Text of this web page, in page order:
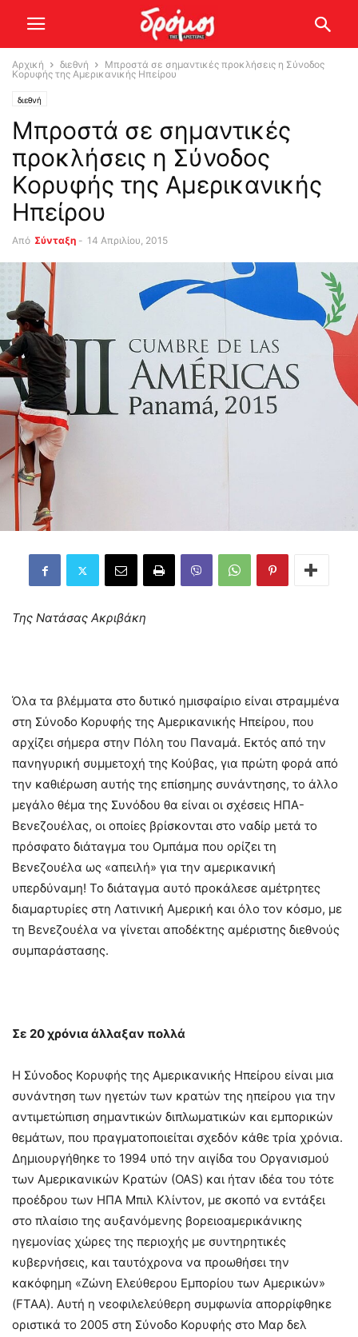
Αρχική διεθνή
Μπροστά σε σημαντικές προκλήσεις η Σύνοδος
Κορυφής της Αμερικανικής Ηπείρου
διεθνή
Μπροστά σε σημαντικές
προκλήσεις η Σύνοδος
Κορυφής της Αμερικανικής
Ηπείρου
Από Σύνταξη - 14 Απριλίου, 2015
Της Νατάσας Ακριβάκη
Όλα τα βλέμματα στο δυτικό ημισφαίριο είναι στραμμένα
στη Σύνοδο Κορυφής της Αμερικανικής Ηπείρου, που
αρχίζει σήμερα στην Πόλη του Παναμά. Εκτός από την
πανηγυρική συμμετοχή της Κούβας, για πρώτη φορά από
την καθιέρωση αυτής της επίσημης συνάντησης, το άλλο
μεγάλο θέμα της Συνόδου θα είναι οι σχέσεις ΗΠΑ-
Βενεζουέλας, οι οποίες βρίσκονται στο ναδίρ μετά το
πρόσφατο διάταγμα του Ομπάμα που ορίζει τη
Βενεζουέλα ως «απειλή» για την αμερικανική
υπερδύναμη! Το διάταγμα αυτό προκάλεσε αμέτρητες
διαμαρτυρίες στη Λατινική Αμερική και όλο τον κόσμο, με
τη Βενεζουέλα να γίνεται αποδέκτης αμέριστης διεθνούς
συμπαράστασης.
Σε 20 χρόνια άλλαξαν πολλά
Η Σύνοδος Κορυφής της Αμερικανικής Ηπείρου είναι μια
συνάντηση των ηγετών των κρατών της ηπείρου για την
αντιμετώπιση σημαντικών διπλωματικών και εμπορικών
θεμάτων, που πραγματοποιείται σχεδόν κάθε τρία χρόνια.
Δημιουργήθηκε το 1994 υπό την αιγίδα του Οργανισμού
των Αμερικανικών Κρατών (ΟΑS) και ήταν ιδέα του τότε
προέδρου των ΗΠΑ Μπιλ Κλίντον, με σκοπό να εντάξει
στο πλαίσιο της αυξανόμενης βορειοαμερικάνικης
ηγεμονίας χώρες της περιοχής με συντηρητικές
κυβερνήσεις, και ταυτόχρονα να προωθήσει την
κακόφημη «Ζώνη Ελεύθερου Εμπορίου των Αμερικών»
(FTAA). Αυτή η νεοφιλελεύθερη συμφωνία απορρίφθηκε
οριστικά το 2005 στη Σύνοδο Κορυφής στο Μαρ δελ